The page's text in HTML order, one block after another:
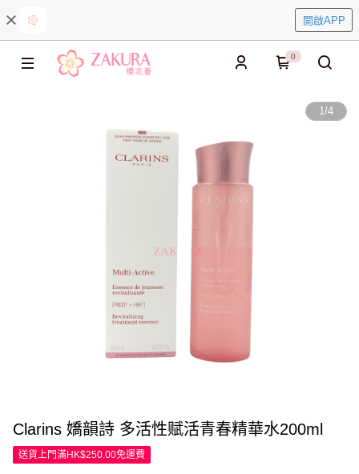
開啟APP
0
1/4
Clarins 嬌韻詩 多活性赋活青春精華水200ml
送貨上門滿HK$250.00免運費